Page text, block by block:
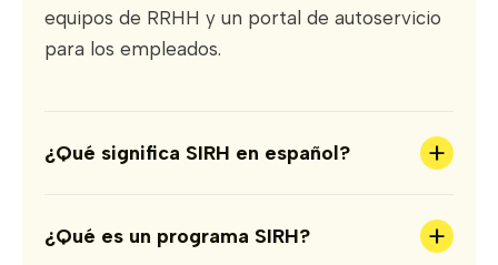
equipos de RRHH y un portal de autoservicio
para los empleados.
¿Qué significa SIRH en español? +
¿Qué es un programa SIRH? +